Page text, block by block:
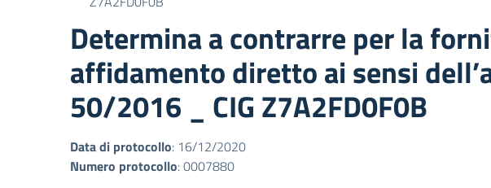
Determina a contrarre per la
affidamento diretto ai sensi
50/2016 _ CIG Z7A2FD0F0B
Data di protocollo: 16/12/2020
Numero protocollo: 0007880